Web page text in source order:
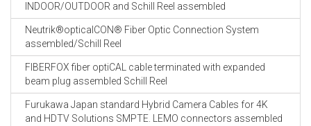
INDOOR/OUTDOOR and Schill Reel assembled
Neutrik®opticalCON® Fiber Optic Connection System
assembled/Schill Reel
FIBERFOX fiber optiCAL cable terminated with expanded
beam plug assembled Schill Reel
Furukawa Japan standard Hybrid Camera Cables for 4K
and HDTV Solutions SMPTE. LEMO connectors assembled